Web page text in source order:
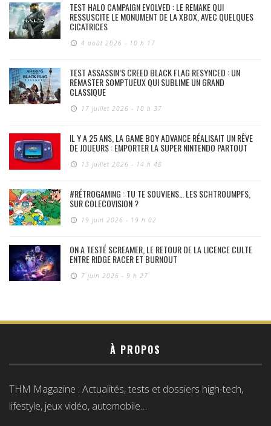
TEST HALO CAMPAIGN EVOLVED : LE REMAKE QUI
RESSUSCITE LE MONUMENT DE LA XBOX, AVEC QUELQUES
CICATRICES
4 août 2026 - 10 h 17
TEST ASSASSIN’S CREED BLACK FLAG RESYNCED : UN
REMASTER SOMPTUEUX QUI SUBLIME UN GRAND
CLASSIQUE
17 juillet 2026 - 10 h 37
IL Y A 25 ANS, LA GAME BOY ADVANCE RÉALISAIT UN RÊVE
DE JOUEURS : EMPORTER LA SUPER NINTENDO PARTOUT
13 juillet 2026 - 14 h 48
#RÉTROGAMING : TU TE SOUVIENS… LES SCHTROUMPFS,
SUR COLECOVISION ?
19 juin 2026 - 19 h 02
ON A TESTÉ SCREAMER, LE RETOUR DE LA LICENCE CULTE
ENTRE RIDGE RACER ET BURNOUT
7 juin 2026 - 9 h 27
À PROPOS
THM Magazine : Actualités, tests et dossiers high-tech,
lifestyle, jeux vidéo, automobile…